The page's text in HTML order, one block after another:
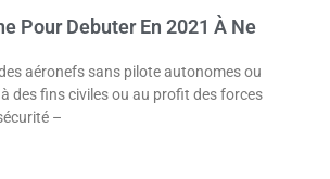
Pour Debuter En 2021 À Ne
aéronefs sans pilote autonomes ou
des fins civiles ou au profit des forces
–